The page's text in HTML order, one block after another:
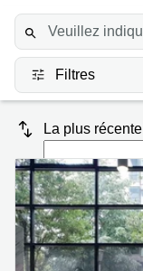
réunion
Bureau
virtuel
Nantes
Toulouse
Nice
Paris
Coworking
Lyon
Marseille
Centres
Toulouse
Coworking
Toulouse
Coworking
Nice
Filtres
La plus récente